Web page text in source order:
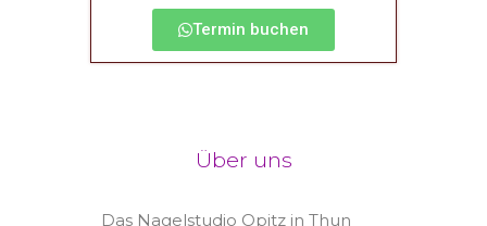
Termin buchen
Über uns
Das Nagelstudio Opitz in Thun